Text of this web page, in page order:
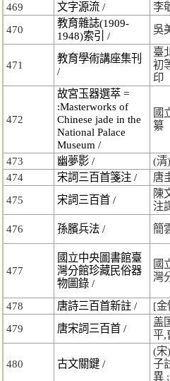
469
文字源流 /
李
470
教育雜誌(1909-
1948)索引 /
吳
471
教育學術講座集刊
/
臺
初
印
472
故宮玉器選萃 =
:Masterworks of
Chinese jade in the
National Palace
Museum /
國
纂
473 幽夢影 /
(清
474
宋詞三百首箋注 /
唐
475
宋詞三百首 /
陳
注
476
孫臏兵法 / 簡
477
國立中央圖書館臺
灣分館珍藏民俗器
物圖錄 /
國
灣
478 唐詩三百首新註 /
[金
479
唐宋詞三百首 /
盖
平,
480 古文關鍵 /
(宋
子
異